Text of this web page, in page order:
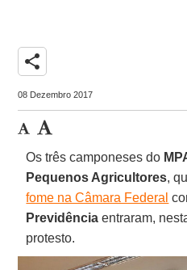
share
08 Dezembro 2017
Os três camponeses do
Pequenos Agricultores,
fome na Câmara Federal
Previdência entraram,
protesto.